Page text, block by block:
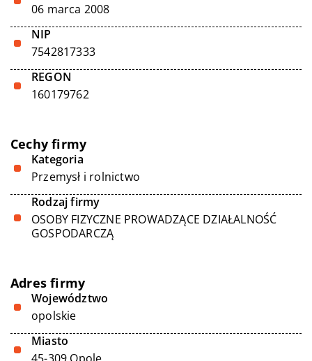
06 marca 2008
NIP
7542817333
REGON
160179762
Cechy firmy
Kategoria
Przemysł i rolnictwo
Rodzaj firmy
OSOBY FIZYCZNE PROWADZĄCE DZIAŁALNOŚĆ
GOSPODARCZĄ
Adres firmy
Województwo
opolskie
Miasto